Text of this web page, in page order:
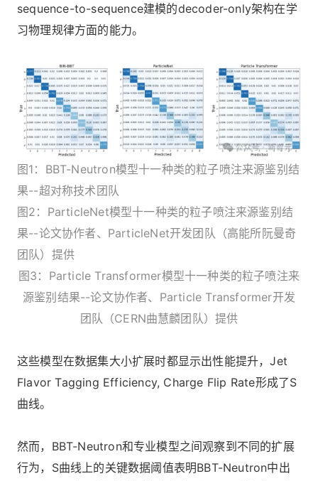
sequence-to-sequence建模的decoder-only架构在学
习物理规律方面的能力。
图1：BBT-Neutron模型十一种类的粒子喷注来源鉴别结
果--超对称技术团队
图2：ParticleNet模型十一种类的粒子喷注来源鉴别结
果--论文协作者、ParticleNet开发团队（高能所阮曼奇
团队）提供
图3：Particle Transformer模型十一种类的粒子喷注来
源鉴别结果--论文协作者、Particle Transformer开发
团队（CERN曲慧麟团队）提供
这些模型在数据集大小扩展时都显示出性能提升，Jet
Flavor Tagging Efficiency, Charge Flip Rate形成了S
曲线。
然而，BBT-Neutron和专业模型之间观察到不同的扩展
行为，S曲线上的关键数据阈值表明BBT-Neutron中出